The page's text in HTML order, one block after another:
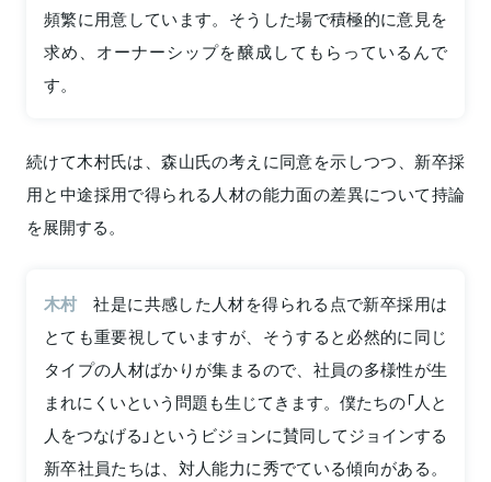
頻繁に用意しています。そうした場で積極的に意見を
求め、オーナーシップを醸成してもらっているんで
す。
続けて木村氏は、森山氏の考えに同意を示しつつ、新卒採
用と中途採用で得られる人材の能力面の差異について持論
を展開する。
木村
社是に共感した人材を得られる点で新卒採用は
とても重要視していますが、そうすると必然的に同じ
タイプの人材ばかりが集まるので、社員の多様性が生
まれにくいという問題も生じてきます。僕たちの「人と
人をつなげる」というビジョンに賛同してジョインする
新卒社員たちは、対人能力に秀でている傾向がある。